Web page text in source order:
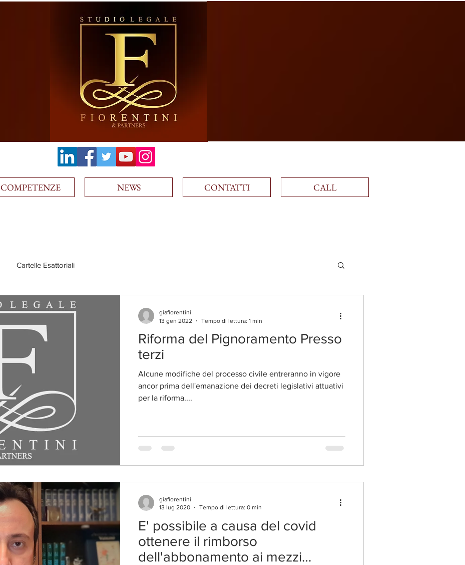
Cartelle Esattoriali
Riforma del Pignoramento Presso
terzi
Alcune modifiche del processo civile entreranno in vigore
ancor prima dell'emanazione dei decreti legislativi attuativi
per la riforma....
giafiorentini
13 gen 2022
Tempo di lettura: 1 min
E' possibile a causa del covid
ottenere il rimborso
dell'abbonamento ai mezzi
giafiorentini
13 lug 2020
Tempo di lettura: 0 min
COMPETENZE NEWS CONTATTI CALL